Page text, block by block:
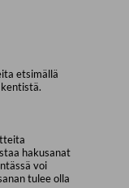
etsimällä
hakusanat
voi
tulee olla